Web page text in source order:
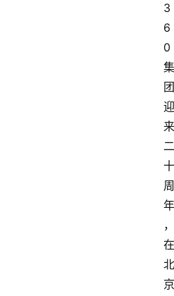
3
6
0
集
团
迎
来
二
十
周
年
，
在
北
京